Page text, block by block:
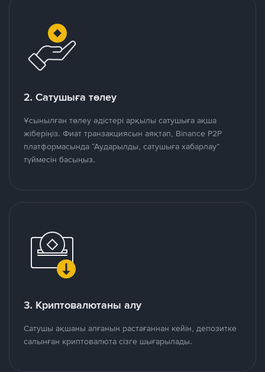
2. Сатушыға төлеу
Ұсынылған төлеу әдістері арқылы сатушыға ақша
жіберіңіз. Фиат транзакциясын аяқтап, Binance P2P
платформасында “Аударылды, сатушыға хабарлау”
түймесін басыңыз.
3. Криптовалютаны алу
Сатушы ақшаны алғанын растағаннан кейін, депозитке
салынған криптовалюта сізге шығарылады.